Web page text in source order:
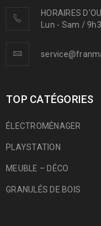
HORAIRES
Lun - Sam /
TOP CATÉGORIES
ÉLECTROMÉNAGER
PLAYSTATION
MEUBLE – DÉCO
GRANULÉS DE BOIS